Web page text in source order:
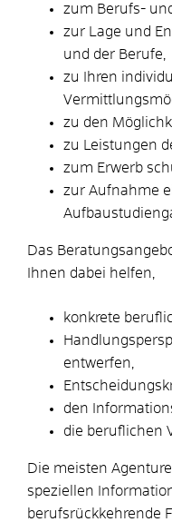
zum Berufs-
zur Lage und
und der Berufe,
zu Ihren
zu den
zu Leistungen
zum Erwerb
zur Aufnahme
Das
Ihnen dabei helfen,
konkrete
entwerfen,
den
die beruflichen
Die meisten
speziellen
berufsrückkehrende